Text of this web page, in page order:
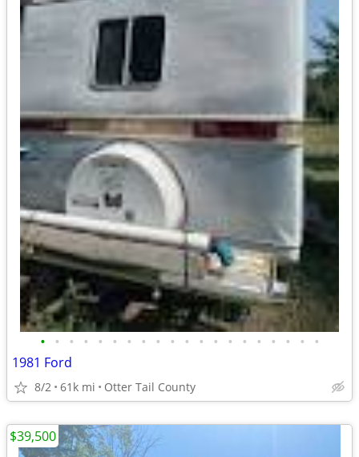
• • • • • • • • • • • • • • • • • • • •
1981 Ford
8/2 61k mi Otter Tail County
$39,500